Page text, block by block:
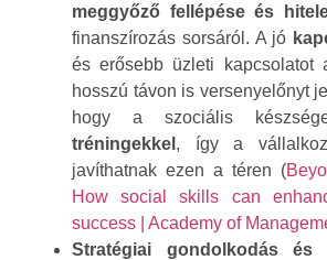
meggyőző fellépése és
finanszírozás sorsáról. A jó
és erősebb üzleti kapcsolatot
hosszú távon is versenyelőnyt
hogy a szociális
tréningekkel , így a
javíthatnak ezen a téren (
How social skills can
success | Academy of
Stratégiai gondolkodás és